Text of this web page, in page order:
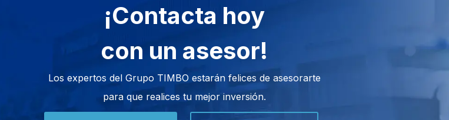
¡Contacta hoy
con un asesor!
Los expertos del Grupo TIMBO estarán felices de asesorarte
para que realices tu mejor inversión.